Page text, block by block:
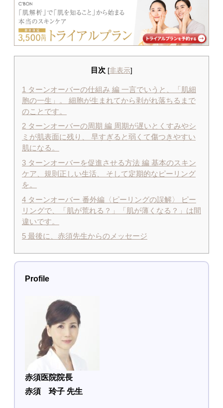
目次 [非表示]
1 ターンオーバーの仕組み 編 一言でいうと、「肌細
胞の一生」。 細胞が生まれてから剥がれ落ちるまで
のことです。
2 ターンオーバーの周期 編 周期が遅いとくすみやシ
ミが肌表面に残り、 早すぎると弱くて傷つきやすい
肌になる。
3 ターンオーバーを促進させる方法 編 基本のスキン
ケア、規則正しい生活、 そして定期的なピーリング
を。
4 ターンオーバー 番外編〈ピーリングの誤解〉 ピー
リングで、「肌が荒れる？」「肌が薄くなる？」は間
違いです。
5 最後に、赤須先生からのメッセージ
Profile
赤須医院院長
赤須 玲子 先生